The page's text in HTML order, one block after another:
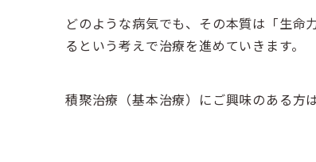
どのような病気でも、その本質は「生
るという考えで治療を進めていきます。
積聚治療（基本治療）にご興味のある方